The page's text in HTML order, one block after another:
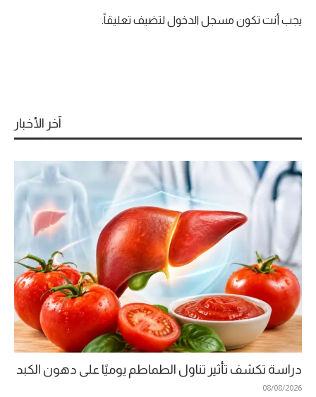
يجب أنت تكون مسجل الدخول لتضيف تعليقاً.
آخر الأخبار
دراسة تكشف تأثير تناول الطماطم يوميًا على دهون الكبد
08/08/2026